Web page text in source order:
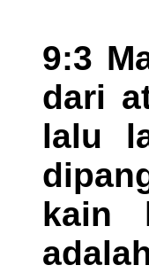
9:3
dari
lalu
kain